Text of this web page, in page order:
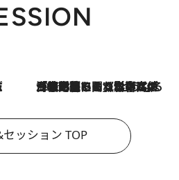
2026.8.3
「住宅建てられない…」「サーチャージ料の高値が続いている」ホルムズ海峡封鎖による影響はいつまで続く？《エネルギー専門家に聞く“どうなる日本の暮らし”》
セッション TOP